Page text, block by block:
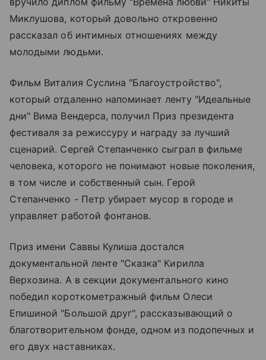
Миклушова, который довольно откровенно
рассказал об интимных отношениях между
молодыми людьми.
Фильм Виталия Суслина "Благоустройство",
который отдаленно напоминает ленту "Идеальные
дни" Вима Вендерса, получил Приз президента
фестиваля за режиссуру и награду за лучший
сценарий. Сергей Степанченко сыграл в фильме
человека, которого не понимают новые поколения,
в том числе и собственный сын. Герой
Степанченко - Петр убирает мусор в городе и
управляет работой фонтанов.
Приз имени Саввы Кулиша достался
документальной ленте "Сказка" Кирилла
Верхозина. А в секции документального кино
победил короткометражный фильм Олеси
Епишиной "Большой друг", рассказывающий о
благотворительном фонде, одном из подопечных и
его двух наставниках.